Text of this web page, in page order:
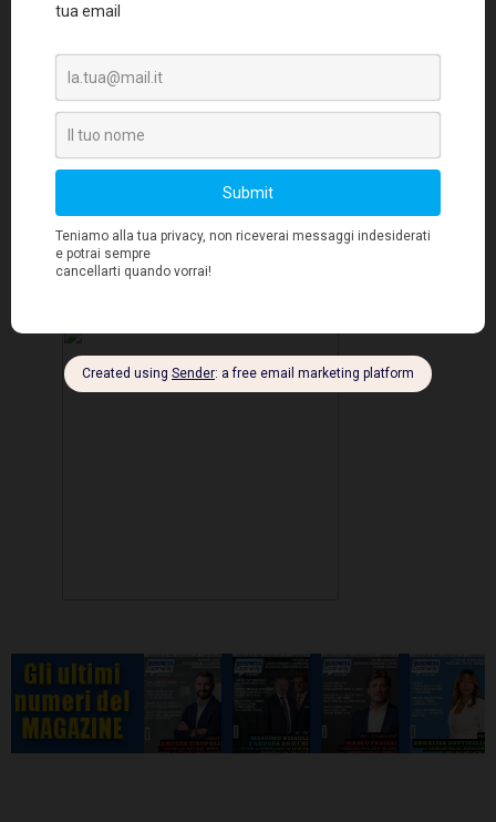
social web);
Convegni e workshop con la testimonianza
di casi aziendali di successo e metodologie
efficaci,che rappresentano opportunità di
arricchimento e sensibilizzazione. I temi che
saranno dibattuti in questa edizione sono:Il
Valore Etico della Qualità, Cross Cultural
Competition, 10 anni di Lean, Quality 4.0